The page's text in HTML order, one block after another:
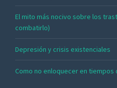
El mito más nocivo sobre los
combatirlo)
Depresión y crisis existenciales
Como no enloquecer en tiempos